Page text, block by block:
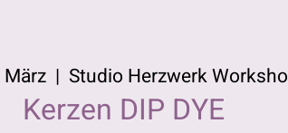
März
  |
Studio Herzwerk
Kerzen DIP DYE